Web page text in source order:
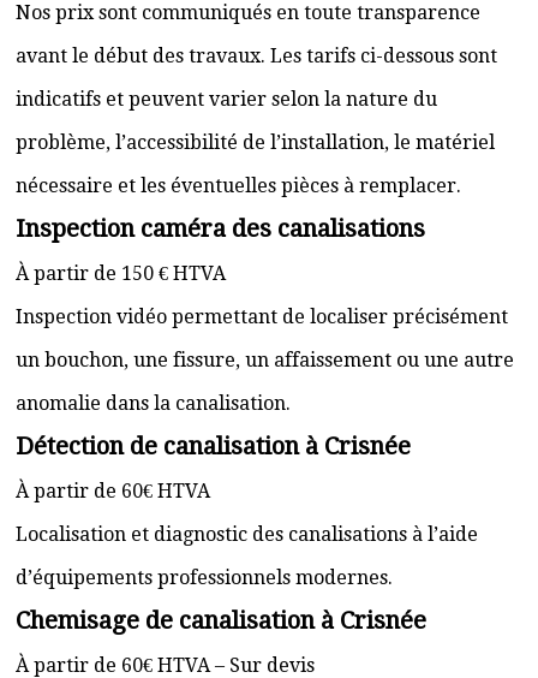
Nos prix sont communiqués en toute transparence
avant le début des travaux. Les tarifs ci-dessous sont
indicatifs et peuvent varier selon la nature du
problème, l’accessibilité de l’installation, le matériel
nécessaire et les éventuelles pièces à remplacer.
Inspection caméra des canalisations
À partir de 150 € HTVA
Inspection vidéo permettant de localiser précisément
un bouchon, une fissure, un affaissement ou une autre
anomalie dans la canalisation.
Détection de canalisation à Crisnée
À partir de 60€ HTVA
Localisation et diagnostic des canalisations à l’aide
d’équipements professionnels modernes.
Chemisage de canalisation à Crisnée
À partir de 60€ HTVA – Sur devis